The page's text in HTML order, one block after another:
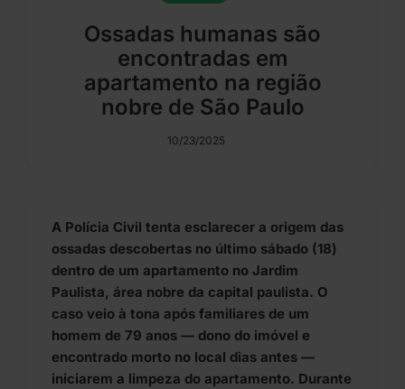
Ossadas humanas são
encontradas em
apartamento na região
nobre de São Paulo
10/23/2025
A Polícia Civil tenta esclarecer a origem das
ossadas descobertas no último sábado (18)
dentro de um apartamento no Jardim
Paulista, área nobre da capital paulista. O
caso veio à tona após familiares de um
homem de 79 anos — dono do imóvel e
encontrado morto no local dias antes —
iniciarem a limpeza do apartamento. Durante